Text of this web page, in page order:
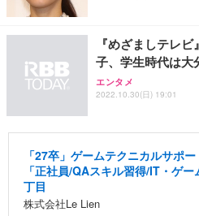
『めざましテレ
子、学生時代は大
エンタメ
2022.10.30(日) 19:01
「27卒」ゲームテクニカルサポ
「正社員/QAスキル習得/IT・ゲ
丁目
株式会社Le Lien